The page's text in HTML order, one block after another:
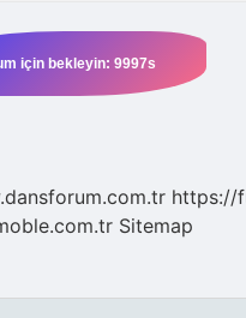
https://
Sitemap